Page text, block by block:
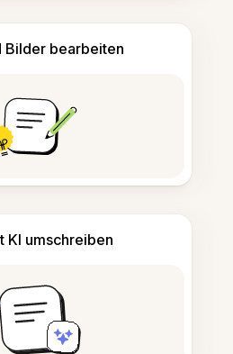
Bilder bearbeiten
KI umschreiben